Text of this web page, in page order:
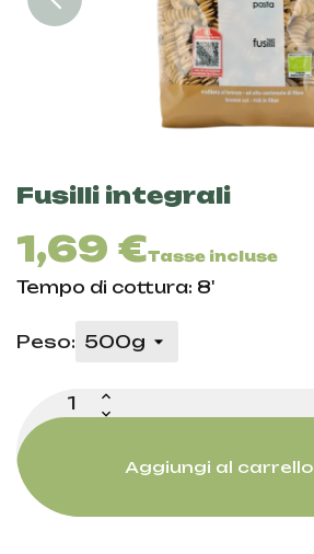
Fusilli integrali
1,69 €Tasse incluse
Tempo di cottura: 8'
Peso:
Aggiungi al carrello